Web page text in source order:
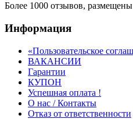
Более 1000 отзывов,
Информация
«Пользовательское
ВАКАНСИИ
Гарантии
КУПОН
Успешная оплата !
О нас / Контакты
Отказ от ответственности